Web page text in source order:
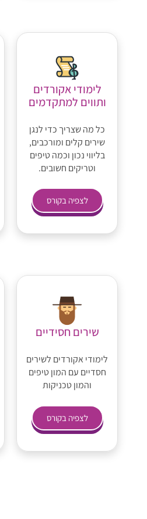
לימודי אקורדים
ותווים למתקדמים
כל מה שצריך כדי לנגן
שירים קלים ומורכבים,
בליווי נכון וכמה טיפים
וטריקים חשובים.
לצפיה בקורס
שירים חסידיים
לימודי אקורדים לשירים
חסדיים עם המון טיפים
והמון טכניקות
לצפיה בקורס